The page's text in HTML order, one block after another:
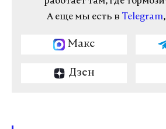
А еще мы есть в Telegram,
Макс
Дзен